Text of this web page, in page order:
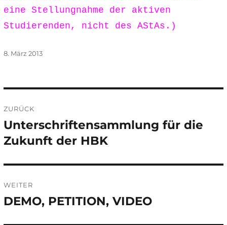
eine Stellungnahme d er aktiven
Studierenden, nicht des AStAs .)
Veröffentlicht
8. März 2013
ZURÜCK
Vorheriger
Beitrag:
Unterschriftensammlung für die
Zukunft der HBK
WEITER
Nächster
DEMO, PETITION, VIDEO